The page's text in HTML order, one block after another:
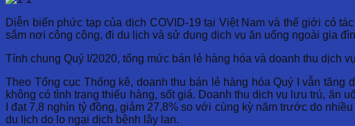
Diễn biến phức tạp của dịch COVID-19 tại Việt Nam và thế giới có
sắm nơi công cộng, đi du lịch và sử dụng dịch vụ ăn uống ngoài gia
Tính chung Quý I/2020, tổng mức bán lẻ hàng hóa và doanh thu dịch
Theo Tổng cục Thống kê, doanh thu bán lẻ hàng hóa Quý I vẫn
không có tình trạng thiếu hàng, sốt giá. Doanh thu dịch vụ lưu trú, ăn
I đạt 7,8 nghìn tỷ đồng, giảm 27,8% so với cùng kỳ năm trước do
du lịch do lo ngại dịch bệnh lây lan.